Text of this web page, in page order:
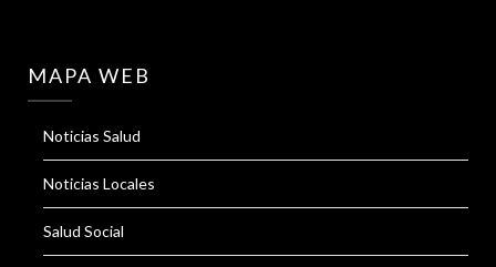
MAPA WEB
Noticias Salud
Noticias Locales
Salud Social